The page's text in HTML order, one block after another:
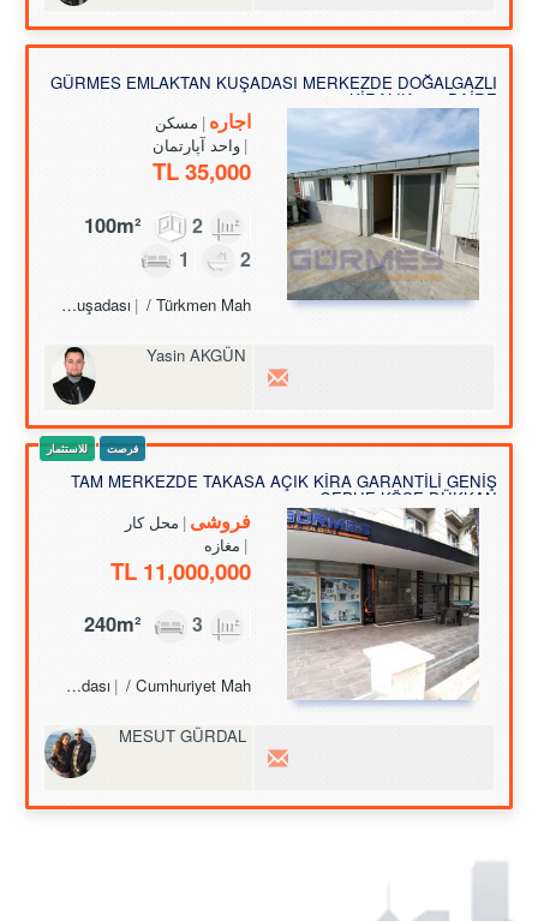
GÜRMES EMLAKTAN KUŞADASI MERKEZDE DOĞALGAZLI
KİRALIK 2+1 DAİRE
اجاره مسکن
واحد آپارتمان
35,000 TL
2
1
2
Turkey Aydın / Kuşadası / Türkmen Mah.
Yasin AKGÜN
فرصت للاستثمار
TAM MERKEZDE TAKASA AÇIK KİRA GARANTİLİ GENİŞ
CEPHE KÖŞE DÜKKAN
فروشی محل کار
مغازه
11,000,000 TL
3
Turkey Aydın / Kuşadası / Cumhuriyet Mah.
MESUT GÜRDAL